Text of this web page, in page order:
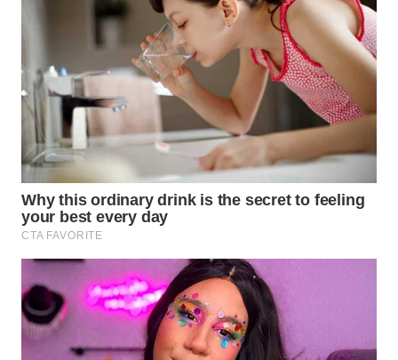
SIMALUNGUN
WN
LABUHANBATU
WN
TAPANULI
TENGAH
WN DELI
SERDANG
WN
TEBING
TINGGI